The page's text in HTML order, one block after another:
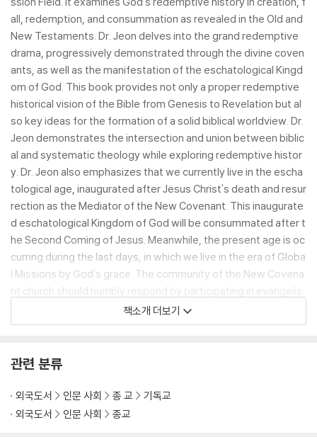
all, redemption, and consummation as revealed in the Old and
New Testaments. Dr. Jeon delves into the grand redemptive
drama, progressively demonstrated through the divine coven
ants, as well as the manifestation of the eschatological Kingd
om of God. This book provides not only a proper redemptive
historical vision of the Bible from Genesis to Revelation but al
so key ideas for the formation of a solid biblical worldview. Dr.
Jeon demonstrates the intersection and union between biblic
al and systematic theology while exploring redemptive histor
y. Dr. Jeon also emphasizes that we currently live in the escha
tological age, inaugurated after Jesus Christ's death and resur
rection as the Mediator of the New Covenant. This inaugurate
d eschatological Kingdom of God will be consummated after t
he Second Coming of Jesus. Meanwhile, the present age is oc
curring during the last days, in which we live in the era of Globa
l Missions by God's grace. The community of the New Covena
nt church should humbly respond by participating in evangelis
m and missions, demonstrating to the world that God's final ju
dgment is coming. ""Dr. Jeon both surveys the Bible's content
some of the main issues discussed over the years by Reform
e, adding his own analysis. . . . Jeon expertly guides the reader
through the main lines of interpretation of the whole of God's
책소개 더보기
관련 분류
외국도서 인문 사회 종 교
기독교
외국도서
인문 사회 종교